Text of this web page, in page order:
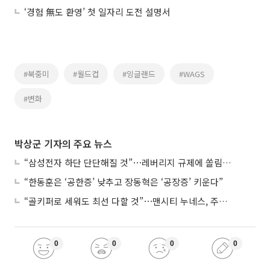
‘경험 無도 환영’ 첫 일자리 도전 설명서
#북중미 #월드컵 #잉글랜드 #WAGS
#변화
박상군 기자의 주요 뉴스
“삼성전자 하단 단단해질 것”⋯레버리지 규제에 쏠림 완화
“한동훈은 ‘공한증’ 낮추고 장동혁은 ‘공장증’ 키운다”
“골키퍼로 세워도 최선 다할 것”⋯맨시티 누네스, 주전 경쟁 각오
0 0 0 0